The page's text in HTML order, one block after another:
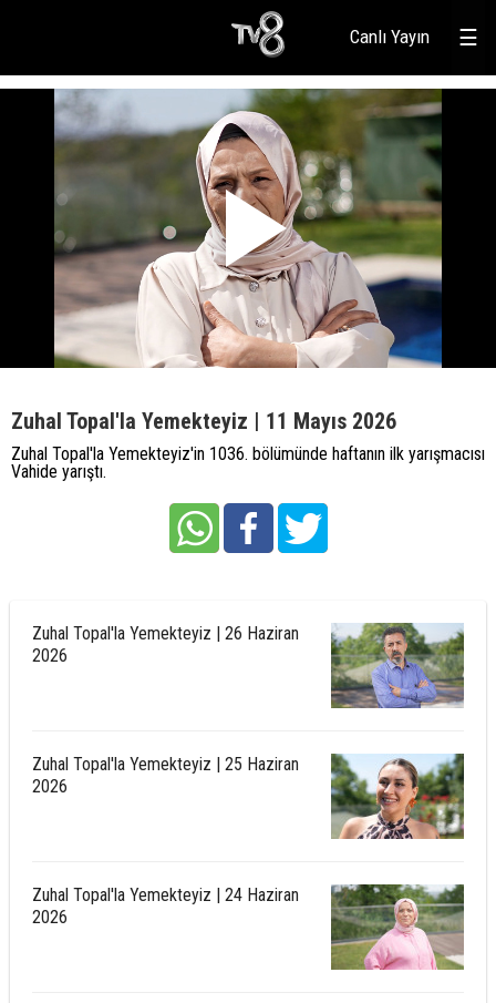
☰
Canlı Yayın
Zuhal Topal'la Yemekteyiz | 11 Mayıs 2026
Zuhal Topal'la Yemekteyiz'in 1036. bölümünde haftanın ilk yarışmacısı
Vahide yarıştı.
Zuhal Topal'la Yemekteyiz | 26 Haziran
2026
Zuhal Topal'la Yemekteyiz | 25 Haziran
2026
Zuhal Topal'la Yemekteyiz | 24 Haziran
2026